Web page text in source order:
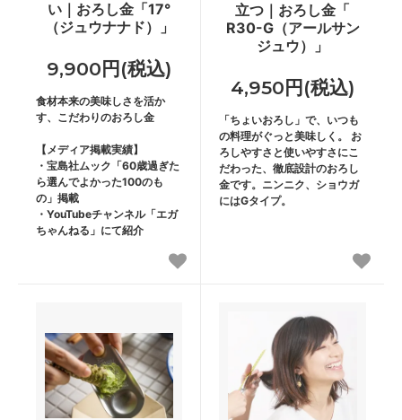
い｜おろし金「17°
（ジュウナナド）」
9,900円(税込)
食材本来の美味しさを活か
す、こだわりのおろし金
【メディア掲載実績】
・宝島社ムック「60歳過ぎた
ら選んでよかった100のも
の」掲載
・YouTubeチャンネル「エガ
ちゃんねる」にて紹介
立つ｜おろし金「
R30-G（アールサン
ジュウ）」
4,950円(税込)
「ちょいおろし」で、いつも
の料理がぐっと美味しく。 お
ろしやすさと使いやすさにこ
だわった、徹底設計のおろし
金です。ニンニク、ショウガ
にはGタイプ。